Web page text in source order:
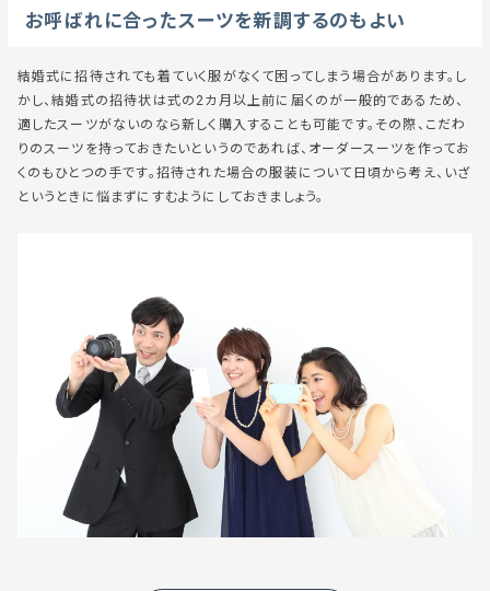
お呼ばれに合ったスーツを新調するのもよい
結婚式に招待されても着ていく服がなくて困ってしまう場合があります。し
かし、結婚式の招待状は式の2カ月以上前に届くのが一般的であるため、
適したスーツがないのなら新しく購入することも可能です。その際、こだわ
りのスーツを持っておきたいというのであれば、オーダースーツを作ってお
くのもひとつの手です。招待された場合の服装について日頃から考え、いざ
というときに悩まずにすむようにしておきましょう。